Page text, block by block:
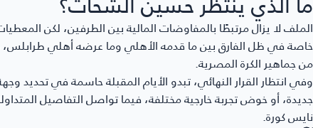
الملف لا يزال مرتبطًا بالمفاوضات المالية بين الطرفين، لكن
خاصة في ظل الفارق بين ما قدمه الأهلي وما عرضه أهلي
من جماهير الكرة المصرية.
وفي انتظار القرار النهائي، تبدو الأيام المقبلة حاسمة في تحديد
جديدة، أو خوض تجربة خارجية مختلفة، فيما تواصل التفاصيل
نايس كورة.